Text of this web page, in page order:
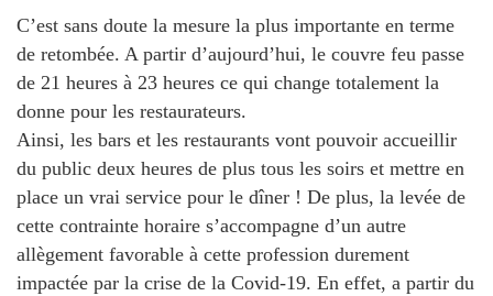
C’est sans doute la mesure la plus importante en terme
de retombée. A partir d’aujourd’hui, le couvre feu passe
de 21 heures à 23 heures ce qui change totalement la
donne pour les restaurateurs.
Ainsi, les bars et les restaurants vont pouvoir accueillir
du public deux heures de plus tous les soirs et mettre en
place un vrai service pour le dîner ! De plus, la levée de
cette contrainte horaire s’accompagne d’un autre
allègement favorable à cette profession durement
impactée par la crise de la Covid-19. En effet, a partir du